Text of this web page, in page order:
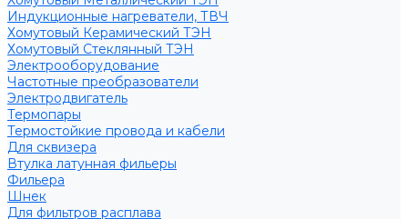
Индукционные нагреватели, ТВЧ
Хомутовый Керамический ТЭН
Хомутовый Стеклянный ТЭН
Электрооборудование
Частотные преобразователи
Электродвигатель
Термопары
Термостойкие провода и кабели
Для сквизера
Втулка латунная фильеры
Фильера
Шнек
Для фильтров расплава